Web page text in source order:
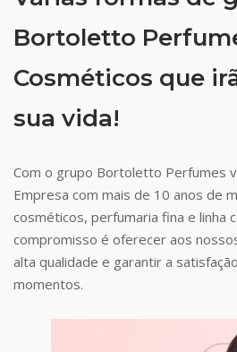
Bortoletto
Cosméticos que
sua vida!
Com o grupo Bortoletto Perfumes
Empresa com mais de 10 anos de
cosméticos, perfumaria fina e linha
compromisso é oferecer aos
alta qualidade e garantir a
momentos.